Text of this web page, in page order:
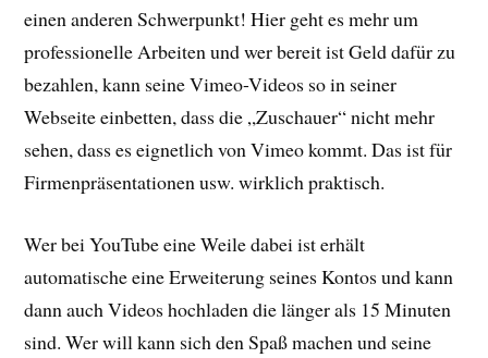
einen anderen Schwerpunkt! Hier geht es mehr um
professionelle Arbeiten und wer bereit ist Geld dafür zu
bezahlen, kann seine Vimeo-Videos so in seiner
Webseite einbetten, dass die „Zuschauer“ nicht mehr
sehen, dass es eignetlich von Vimeo kommt. Das ist für
Firmenpräsentationen usw. wirklich praktisch.
Wer bei YouTube eine Weile dabei ist erhält
automatische eine Erweiterung seines Kontos und kann
dann auch Videos hochladen die länger als 15 Minuten
sind. Wer will kann sich den Spaß machen und seine